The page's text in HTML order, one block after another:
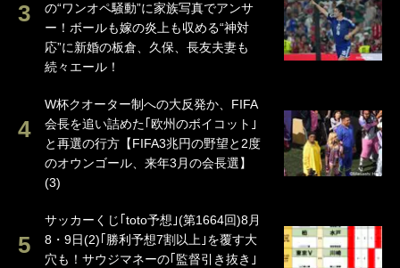
の“ワンオペ騒動”に家族写真でアンサ
ー！ボールも嫁の炎上も収める“神対
応”に新婚の板倉、久保、長友夫妻も
続々エール！
W杯クオーター制への大反発か、FIFA
会長を追い詰めた｢欧州のボイコット｣
と再選の行方【FIFA3兆円の野望と2度
のオウンゴール、来年3月の会長選】
(3)
サッカーくじ｢toto予想｣(第1664回)8月
8・9日(2)｢勝利予想7割以上｣を覆す大
穴も！サウジマネーの｢監督引き抜き｣